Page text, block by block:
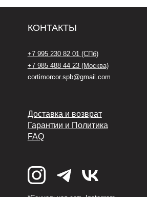
FAQ
*Социальная сеть Instagram
запрещена на территории РФ